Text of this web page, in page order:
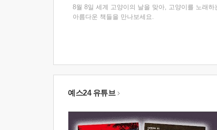
8월 8일 세계 고양이의 날을 맞아, 고양이를 노래하
아름다운 책들을 만나보세요.
예스24 유튜브